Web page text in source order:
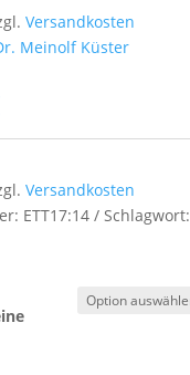
Versandkosten
Meinolf Küster
Versandkosten
ETT17:14 Schlagwort: